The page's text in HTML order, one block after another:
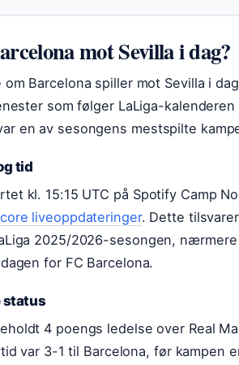
mot Sevilla i dag?
om Barcelona spiller mot Sevilla i
som følger LaLiga-
en av sesongens mestspilte
tid
kl. 15:15 UTC på Spotify Camp
liveoppdateringer. Dette
2025/2026-sesongen,
for FC Barcelona.
status
4 poengs ledelse over Real
var 3-1 til Barcelona, før kampen